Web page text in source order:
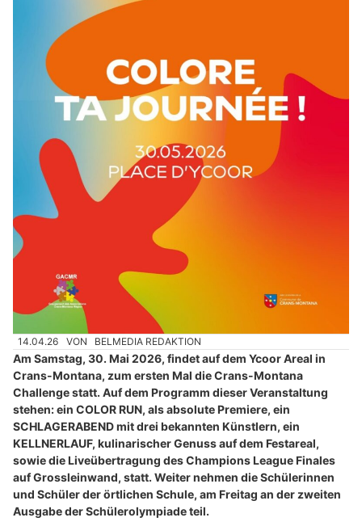
14.04.26 VON BELMEDIA REDAKTION
Am Samstag, 30. Mai 2026, findet auf dem Ycoor Areal in
Crans-Montana, zum ersten Mal die Crans-Montana
Challenge statt. Auf dem Programm dieser Veranstaltung
stehen: ein COLOR RUN, als absolute Premiere, ein
SCHLAGERABEND mit drei bekannten Künstlern, ein
KELLNERLAUF, kulinarischer Genuss auf dem Festareal,
sowie die Liveübertragung des Champions League Finales
auf Grossleinwand, statt. Weiter nehmen die Schülerinnen
und Schüler der örtlichen Schule, am Freitag an der zweiten
Ausgabe der Schülerolympiade teil.